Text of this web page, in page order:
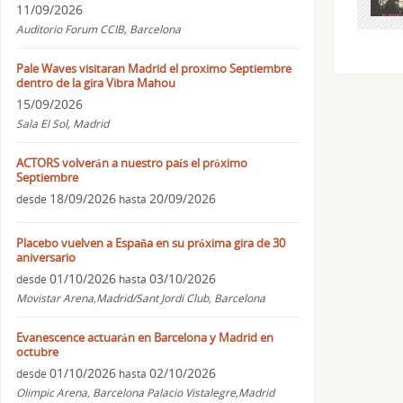
11/09/2026
Auditorio Forum CCIB, Barcelona
Pale Waves visitaran Madrid el proximo Septiembre
dentro de la gira Vibra Mahou
15/09/2026
Sala El Sol, Madrid
ACTORS volverán a nuestro país el próximo
Septiembre
desde 18/09/2026 hasta 20/09/2026
Placebo vuelven a España en su próxima gira de 30
aniversario
desde 01/10/2026 hasta 03/10/2026
Movistar Arena,Madrid/Sant Jordi Club, Barcelona
Evanescence actuarán en Barcelona y Madrid en
octubre
desde 01/10/2026 hasta 02/10/2026
Olimpic Arena, Barcelona Palacio Vistalegre,Madrid